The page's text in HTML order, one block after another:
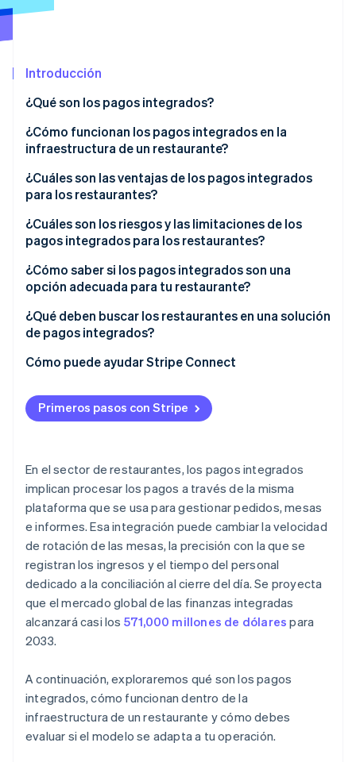
Sesiones de Stripe 2026
Mirar ahoraStripe App Marketplace
Introducción
¿Qué son los pagos integrados?
¿Cómo funcionan los pagos integrados en la
infraestructura de un restaurante?
¿Cuáles son las ventajas de los pagos integrados
para los restaurantes?
¿Cuáles son los riesgos y las limitaciones de los
pagos integrados para los restaurantes?
¿Cómo saber si los pagos integrados son una
opción adecuada para tu restaurante?
¿Cuánto te cuesta la conciliación?
¿Ya usas una plataforma que admite pagos
integrados?
¿Cómo es tu volumen de operaciones?
¿Qué tan importantes son los datos de pago para
¿Qué nivel de tolerancia tienes a la dependencia de
proveedores?
¿Qué deben buscar los restaurantes en una solución
de pagos integrados?
Cómo puede ayudar Stripe Connect
Primeros pasos con Stripe
En el sector de restaurantes, los pagos integrados
implican procesar los pagos a través de la misma
plataforma que se usa para gestionar pedidos, mesas
e informes. Esa integración puede cambiar la velocidad
de rotación de las mesas, la precisión con la que se
registran los ingresos y el tiempo del personal
dedicado a la conciliación al cierre del día. Se proyecta
que el mercado global de las finanzas integradas
alcanzará casi los 571,000 millones de dólares para
2033.
A continuación, exploraremos qué son los pagos
integrados, cómo funcionan dentro de la
infraestructura de un restaurante y cómo debes
evaluar si el modelo se adapta a tu operación.